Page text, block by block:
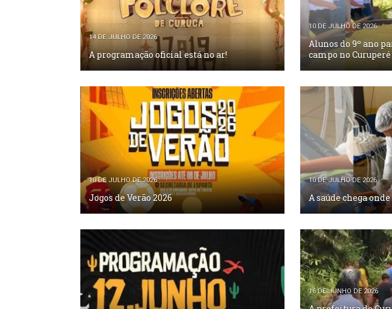
14 DE JULHO DE 2026
A programação oficial está no ar!
10 DE JULHO DE 2026
Alunos do 9º ano
campo no Curuperé
10 DE JULHO DE 2026
Jogos de Verão 2026
10 DE JULHO DE 2026
A saúde chega
16 DE JUNHO DE 2026